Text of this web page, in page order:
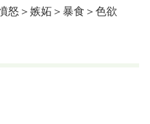
怒＞嫉妬＞暴食＞色欲